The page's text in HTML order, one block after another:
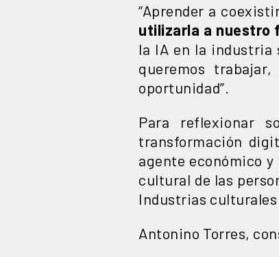
“Aprender a
utilizarla a nuestro
la IA en la industria
queremos
oportunidad”.
Para reflexionar
transformación
agente económico
cultural de las
Industrias culturales
Antonino Torres,